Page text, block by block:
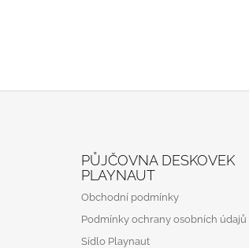
PŮJČOVNA DESKOVEK
PLAYNAUT
Obchodní podmínky
Podmínky ochrany osobních údajů
Sídlo Playnaut